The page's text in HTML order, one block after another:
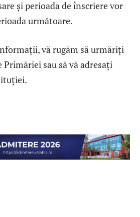
și perioada de înscriere vor
următoare.
vă rugăm să urmăriți
Primăriei sau să vă adresați